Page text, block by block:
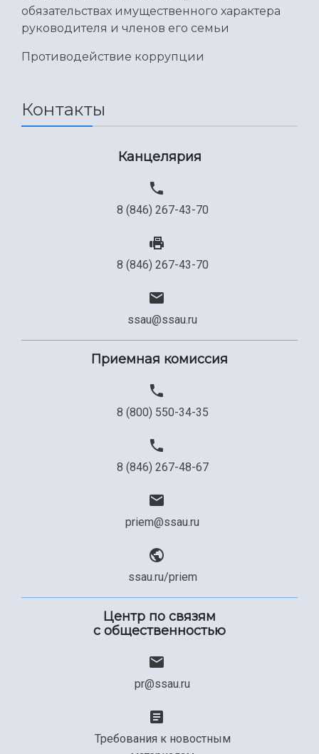
обязательствах имущественного характера
руководителя и членов его семьи
Противодействие коррупции
Контакты
Канцелярия
8 (846) 267-43-70
8 (846) 267-43-70
ssau@ssau.ru
Приемная комиссия
8 (800) 550-34-35
8 (846) 267-48-67
priem@ssau.ru
ssau.ru/priem
Центр по связям
с общественностью
pr@ssau.ru
Требования к новостным